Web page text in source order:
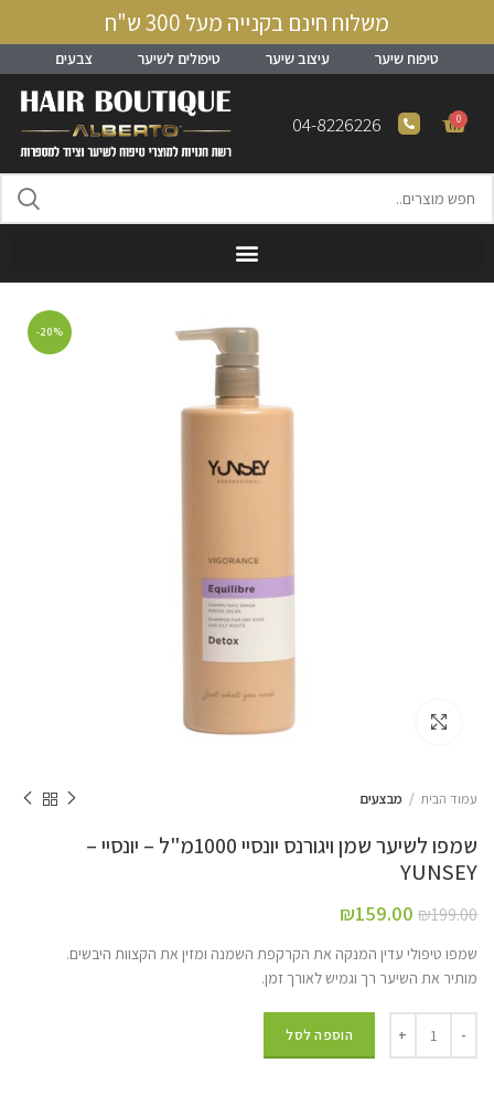
משלוח חינם בקנייה מעל 300 ש"ח
טיפוח שיער עיצוב שיער טיפולים לשיער צבעים
0
04-8226226
-20%
עמוד הבית מבצעים
שמפו לשיער שמן ויגורנס יונסיי 1000מ"ל – יונסיי –
YUNSEY
₪199.00
₪159.00
שמפו טיפולי עדין המנקה את הקרקפת השמנה ומזין את הקצוות היבשים.
מותיר את השיער רך וגמיש לאורך זמן.
הוספה לסל